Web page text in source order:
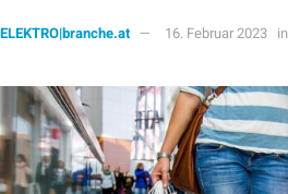
16. Februar 2023 in